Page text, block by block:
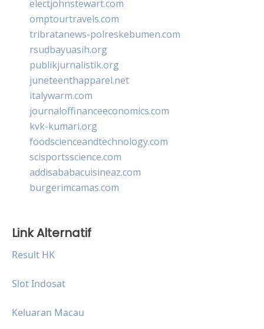
electjohnstewart.com
omptourtravels.com
tribratanews-polreskebumen.com
rsudbayuasih.org
publikjurnalistik.org
juneteenthapparel.net
italywarm.com
journaloffinanceeconomics.com
kvk-kumari.org
foodscienceandtechnology.com
scisportsscience.com
addisababacuisineaz.com
burgerimcamas.com
Link Alternatif
Result HK
Slot Indosat
Keluaran Macau